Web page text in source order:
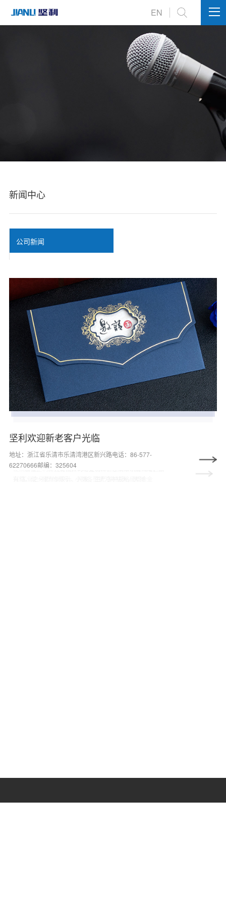
EN
新闻中心
公司新闻
祝贺浙江坚利工具有限公司网站升级成
功
浙江坚利工具有限公司地处浙江省乐清市乐清湾港区新
硬质合金锯片如何选择？为避免被坑，
这些“牌号”知识务必掌握！
硬质合金，一种性能优异的合金材料。在工业制造领域，素
坚利欢迎新老客户光临
地址：浙江省乐清市乐清湾港区新兴路电话：86-577-
62270666邮编：325604
祝贺浙江坚利工具有限公司网站升级成
功
浙江坚利工具有限公司地处浙江省乐清市乐清湾港区新
硬质合金锯片如何选择？为避免被坑，
这些“牌号”知识务必掌握！
硬质合金，一种性能优异的合金材料。在工业制造领域，素